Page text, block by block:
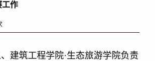
工作
建筑工程学院·生态旅游学院负责